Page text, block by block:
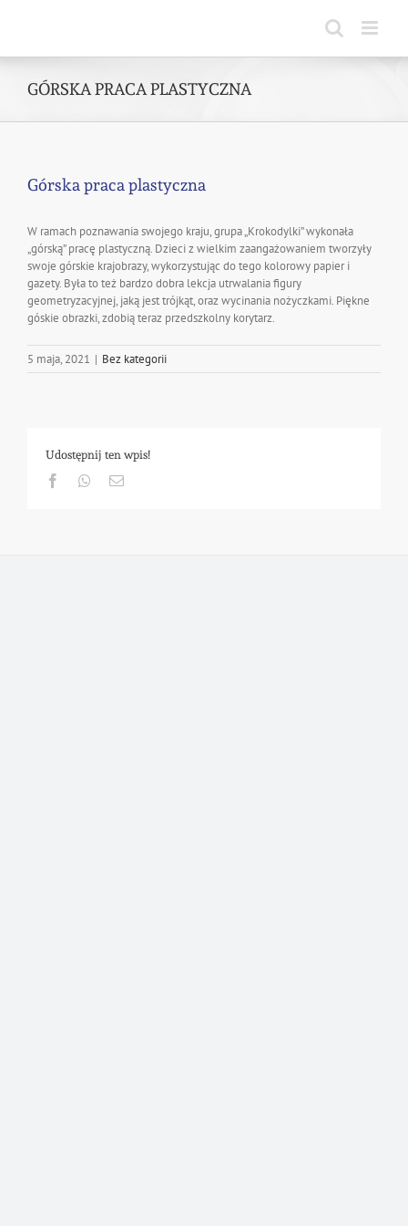
GÓRSKA PRACA PLASTYCZNA
Górska praca plastyczna
W ramach poznawania swojego kraju, grupa „Krokodylki” wykonała
„górską” pracę plastyczną. Dzieci z wielkim zaangażowaniem tworzyły
swoje górskie krajobrazy, wykorzystując do tego kolorowy papier i
gazety. Była to też bardzo dobra lekcja utrwalania figury
geometryzacyjnej, jaką jest trójkąt, oraz wycinania nożyczkami. Piękne
góskie obrazki, zdobią teraz przedszkolny korytarz.
5 maja, 2021 | Bez kategorii
Udostępnij ten wpis!
FacebookWhatsapp
Email